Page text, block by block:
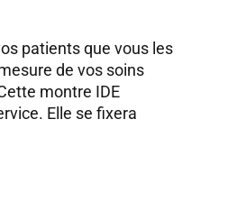
patients que vous les
de vos soins
montre IDE
Elle se fixera